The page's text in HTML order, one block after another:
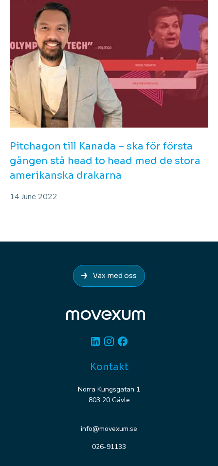
Pitchagon till Kanada – ska för första
gången stå head to head med de stora
amerikanska drakarna
14 June 2022
Väx med oss
LinkedinInstagram
Kontakt
Norra Kungsgatan 1
803 20 Gävle
info@movexum.se
026-91133